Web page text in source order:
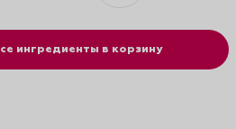
ингредиенты в корзину